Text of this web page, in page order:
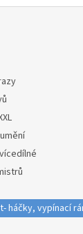
háčky, vypínací